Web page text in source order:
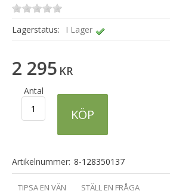
Lagerstatus: I Lager
2 295 KR
Antal
KÖP
Artikelnummer: 8-128350137
TIPSA EN VÄN STÄLL EN FRÅGA